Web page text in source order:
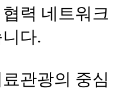
력 네트워크
다.
관광의 중심